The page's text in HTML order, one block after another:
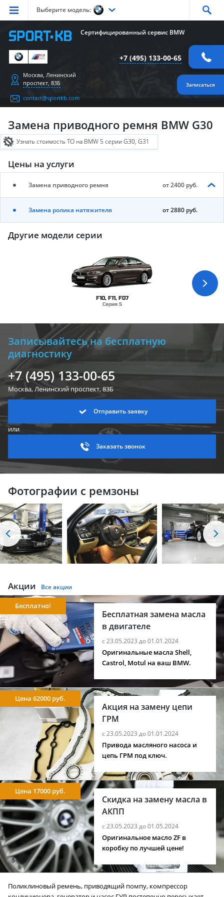
Выберите модель:
Серия Серия Серия
СерияX3
Серия X4 X6 СерияZ4 СерияM
Сертифицированный сервис BMW
+7 (495) 133-00-65
Записаться
Москва, Ленинский
проспект, 83Б
contact@sportkb.com
Замена приводного ремня BMW G30
Узнать стоимость ТО на BMW 5 серии G30, G31
Цены на услуги
Замена приводного ремня от 2400 руб.
Замена ролика натяжителя от 2880 руб.
Другие модели серии
F10, F11, F07
Серия 5
Записывайтесь на бесплатную
диагностику
+7 (495) 133-00-65
Москва, Ленинскийпроспект, 83Б
Отправить заявку
или
Заказать звонок
Фотографии с ремзоны
Акции Все акции
Бесплатная замена масла
в двигателе
с 23.05.2023 до 01.01.2024
Бесплатно!
Оригинальные масла Shell,
Castrol, Motul на ваш BMW.
Акция на замену цепи
ГРМ
с 23.05.2023 до 01.01.2024
Цена 62000 руб.
Привода масляного насоса и
цепь ГРМ под ключ.
Скидка на замену масла в
АКПП
с 23.05.2023 до 01.05.2024
Цена 17000 руб.
Оригинальное масло ZF в
коробку по лучшей цене!
Поликлиновый ремень, приводящий помпу, компрессор